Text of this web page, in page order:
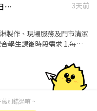
班，
運狀況，會有增減調整)
：10天假排8天） - 若沒有
，直到可以獨立作業為止
門市時薪人員-港站門市-晚班/假日班(CITYLINK南港店C棟)
3天前
製作、現場服務及門市清潔
者報到前兩個月需能配合
比的冰淇淋體驗 1.新進學習
員工福利讓夥伴和公司一
別錯過唷 ~